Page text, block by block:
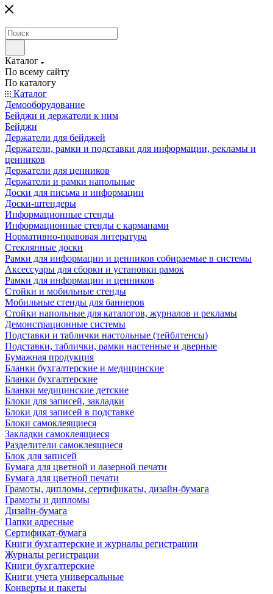
Каталог
По всему сайту
По каталогу
Каталог
Демооборудование
Бейджи и держатели к ним
Бейджи
Держатели для бейджей
Держатели, рамки и подставки для информации, рекламы и
ценников
Держатели для ценников
Держатели и рамки напольные
Доски для письма и информации
Доски-штендеры
Информационные стенды
Информационные стенды с карманами
Нормативно-правовая литература
Стеклянные доски
Рамки для информации и ценников собираемые в системы
Аксессуары для сборки и установки рамок
Рамки для информации и ценников
Стойки и мобильные стенды
Мобильные стенды для баннеров
Стойки напольные для каталогов, журналов и рекламы
Демонстрационные системы
Подставки и таблички настольные (тейблтенсы)
Подставки, таблички, рамки настенные и дверные
Бумажная продукция
Бланки бухгалтерские и медицинские
Бланки бухгалтерские
Бланки медицинские детские
Блоки для записей, закладки
Блоки для записей в подставке
Блоки самоклеящиеся
Закладки самоклеящиеся
Разделители самоклеящиеся
Блок для записей
Бумага для цветной и лазерной печати
Бумага для цветной печати
Грамоты, дипломы, сертификаты, дизайн-бумага
Грамоты и дипломы
Дизайн-бумага
Папки адресные
Сертификат-бумага
Книги бухгалтерские и журналы регистрации
Журналы регистрации
Книги бухгалтерские
Книги учета универсальные
Конверты и пакеты